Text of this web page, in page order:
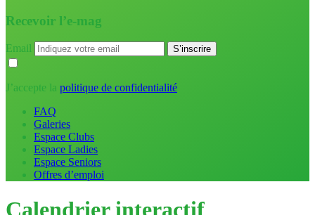
Recevoir l’e-mag
Email
J’accepte la politique de confidentialité
FAQ
Galeries
Espace Clubs
Espace Ladies
Espace Seniors
Offres d’emploi
Calendrier interactif